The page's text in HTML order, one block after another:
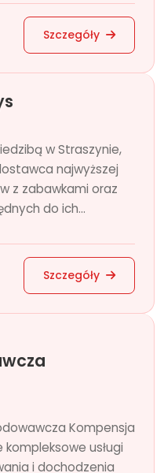
Szczegóły
w Straszynie,
najwyższej
z zabawkami oraz
do ich...
Szczegóły
Kompensja
usługi
i dochodzenia